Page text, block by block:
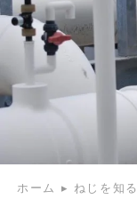
ホーム ▸ ねじを知る